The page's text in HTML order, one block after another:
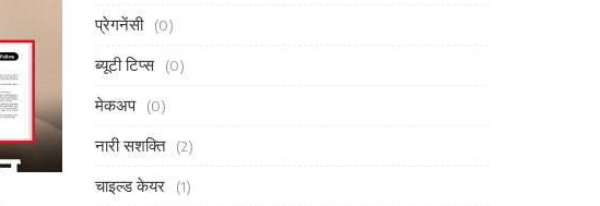
प्रेगनेंसी (0)
ब्यूटी टिप्स (0)
मेकअप (0)
नारी सशक्ति (2)
चाइल्ड केयर (1)